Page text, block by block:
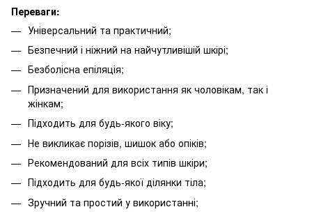
Переваги:
Універсальний та практичний;
Безпечний і ніжний на найчутливішій шкірі;
Безболісна епіляція;
Призначений для використання як чоловікам, так і
жінкам;
Підходить для будь-якого віку;
Не викликає порізів, шишок або опіків;
Рекомендований для всіх типів шкіри;
Підходить для будь-якої ділянки тіла;
Зручний та простий у використанні;